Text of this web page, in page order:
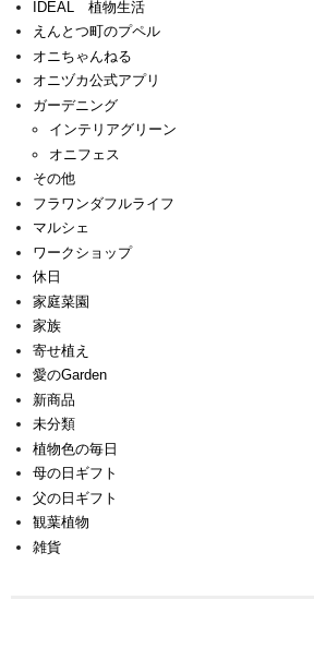
IDEAL 植物生活
えんとつ町のプペル
オニちゃんねる
オニヅカ公式アプリ
ガーデニング
インテリアグリーン
オニフェス
その他
フラワンダフルライフ
マルシェ
ワークショップ
休日
家庭菜園
家族
寄せ植え
愛のGarden
新商品
未分類
植物色の毎日
母の日ギフト
父の日ギフト
観葉植物
雑貨